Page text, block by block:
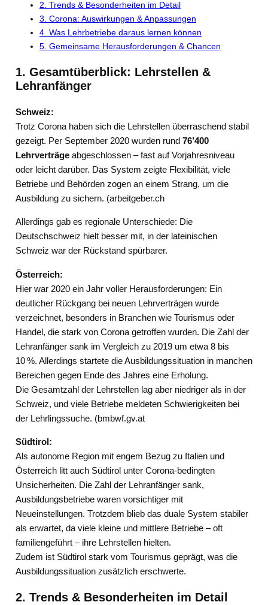
2. Trends & Besonderheiten im Detail
3. Corona: Auswirkungen & Anpassungen
4. Was Lehrbetriebe daraus lernen können
5. Gemeinsame Herausforderungen & Chancen
1. Gesamtüberblick: Lehrstellen &
Lehranfänger
Schweiz:
Trotz Corona haben sich die Lehrstellen überraschend stabil
gezeigt. Per September 2020 wurden rund 76’400
Lehrverträgeabgeschlossen – fast auf Vorjahresniveau
oder leicht darüber. Das System zeigte Flexibilität, viele
Betriebe und Behörden zogen an einem Strang, um die
Ausbildung zu sichern. (arbeitgeber.ch
Allerdings gab es regionale Unterschiede: Die
Deutschschweiz hielt besser mit, in der lateinischen
Schweiz war der Rückstand spürbarer.
Österreich:
Hier war 2020 ein Jahr voller Herausforderungen: Ein
deutlicher Rückgang bei neuen Lehrverträgen wurde
verzeichnet, besonders in Branchen wie Tourismus oder
Handel, die stark von Corona getroffen wurden. Die Zahl der
Lehranfänger sank im Vergleich zu 2019 um etwa 8 bis
10 %. Allerdings startete die Ausbildungssituation in manchen
Bereichen gegen Ende des Jahres eine Erholung.
Die Gesamtzahl der Lehrstellen lag aber niedriger als in der
Schweiz, und viele Betriebe meldeten Schwierigkeiten bei
der Lehrlingssuche. (bmbwf.gv.at
Südtirol:
Als autonome Region mit engem Bezug zu Italien und
Österreich litt auch Südtirol unter Corona-bedingten
Unsicherheiten. Die Zahl der Lehranfänger sank,
Ausbildungsbetriebe waren vorsichtiger mit
Neueinstellungen. Trotzdem blieb das duale System stabiler
als erwartet, da viele kleine und mittlere Betriebe – oft
familiengeführt – ihre Lehrstellen hielten.
Zudem ist Südtirol stark vom Tourismus geprägt, was die
Ausbildungssituation zusätzlich erschwerte.
2. Trends & Besonderheiten im Detail